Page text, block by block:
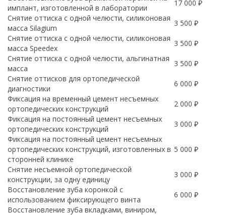
имплант, изготовленной в лаборатории
17 000 ₽
Снятие оттиска с одной челюсти, силиконовая
масса Silagium
3 500 ₽
Снятие оттиска с одной челюсти, силиконовая
масса Speedex
3 500 ₽
Снятие оттиска с одной челюсти, альгинатная
масса
3 500 ₽
Снятие оттисков для ортопедической
диагностики
6 000 ₽
Фиксация на временный цемент несъемных
ортопедических конструкций
2 000 ₽
Фиксация на постоянный цемент несъемных
ортопедических конструкций
3 000 ₽
Фиксация на постоянный цемент несъемных
ортопедических конструкций, изготовленных в
сторонней клинике
5 000 ₽
Снятие несъемной ортопедической
конструкции, за одну единицу
3 000 ₽
Восстановление зуба коронкой с
использованием фиксирующего винта
6 000 ₽
Восстановление зуба вкладками, виниром,